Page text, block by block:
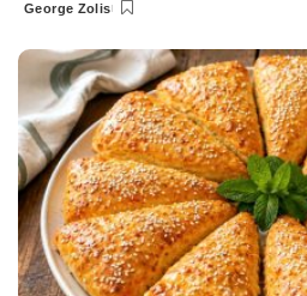
Posted
George Zolis